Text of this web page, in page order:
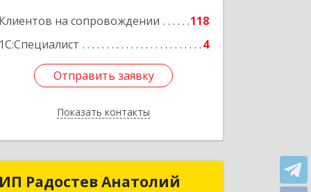
Клиентов на сопровождении
118
1С:Специалист
4
Отправить заявку
Показать контакты
Отправить заявку
Назад
ИП Радостев Анатолий
ИП Радостев Анатолий